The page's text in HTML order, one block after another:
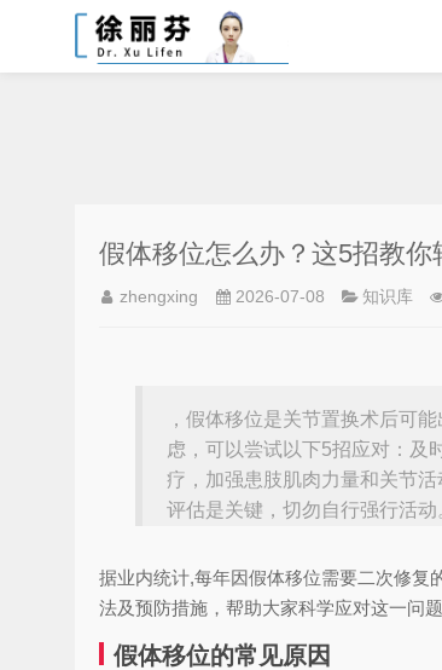
假体移位怎么办？这5招教你
zhengxing 2026-07-08 知识库
，假体移位是关节置换术后可
虑，可以尝试以下5招应对：及
疗，加强患肢肌肉力量和关节
评估是关键，切勿自行强行活动
据业内统计,每年因假体移位需要二次修复
法及预防措施，帮助大家科学应对这一问题
假体移位的常见原因